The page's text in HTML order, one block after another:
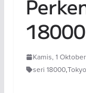
18000
Kamis, 1
seri 18000,